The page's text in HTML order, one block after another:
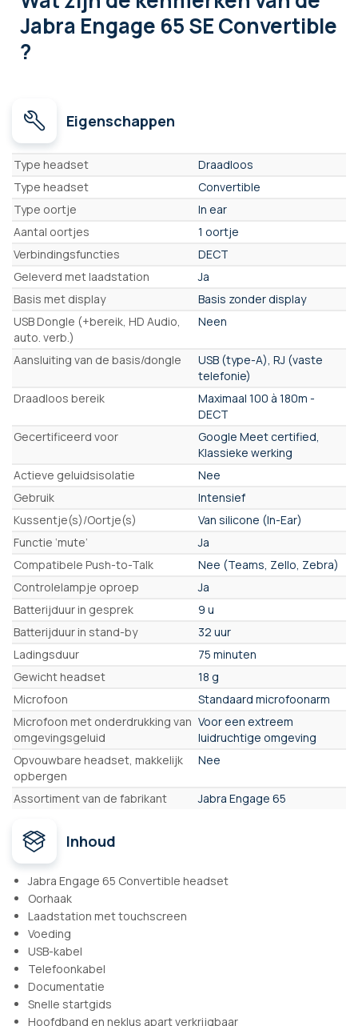
Jabra Engage 65 SE Convertible
?
Eigenschappen
Eigenschappen
Type headset
Draadloos
Type headset
Convertible
Type oortje
In ear
Aantal oortjes
1 oortje
Verbindingsfuncties
DECT
Geleverd met laadstation
Ja
Basis met display
Basis zonder display
USB Dongle (+bereik, HD Audio,
auto. verb.)
Neen
Aansluiting van de basis/dongle
USB (type-A), RJ (vaste
telefonie)
Draadloos bereik
Maximaal 100 à 180m -
DECT
Gecertificeerd voor
Google Meet certified,
Klassieke werking
Actieve geluidsisolatie
Nee
Gebruik
Intensief
Kussentje(s)/Oortje(s)
Van silicone (In-Ear)
Functie ‘mute’
Ja
Compatibele Push-to-Talk
Nee (Teams, Zello, Zebra)
Controlelampje oproep
Ja
Batterijduur in gesprek
9 u
Batterijduur in stand-by
32 uur
Ladingsduur
75 minuten
Gewicht headset
18 g
Microfoon
Standaard microfoonarm
Microfoon met onderdrukking van
omgevingsgeluid
Voor een extreem
luidruchtige omgeving
Opvouwbare headset, makkelijk
opbergen
Nee
Assortiment van de fabrikant Jabra Engage 65
Inhoud
Jabra Engage 65 Convertible headset
Oorhaak
Laadstation met touchscreen
Voeding
USB-kabel
Telefoonkabel
Documentatie
Snelle startgids
Hoofdband en neklus apart verkrijgbaar